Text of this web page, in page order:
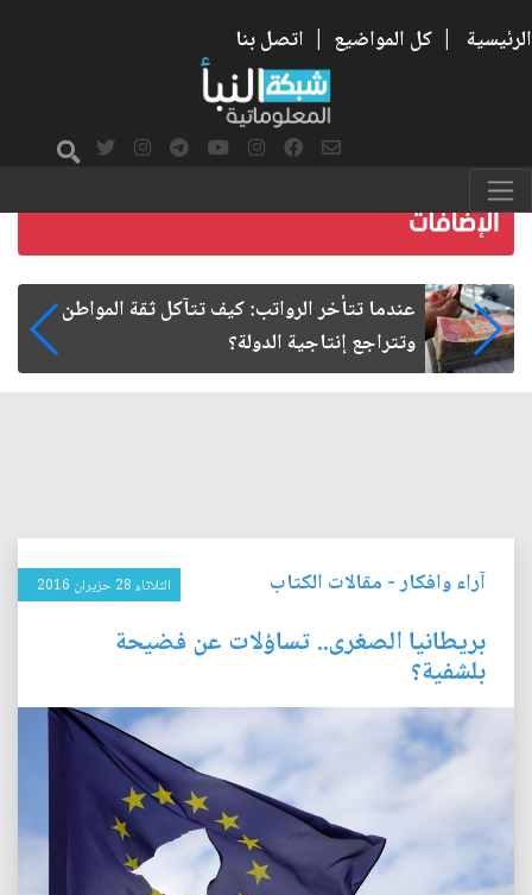
الرئيسية | كل المواضيع | اتصل بنا
صمت الطريق بعد الأربعين
آراء وافكار- مقالات الكتاب الثلاثاء 28 حزيران 2016
بريطانيا الصغرى.. تساؤلات عن فضيحة
بلشفية؟